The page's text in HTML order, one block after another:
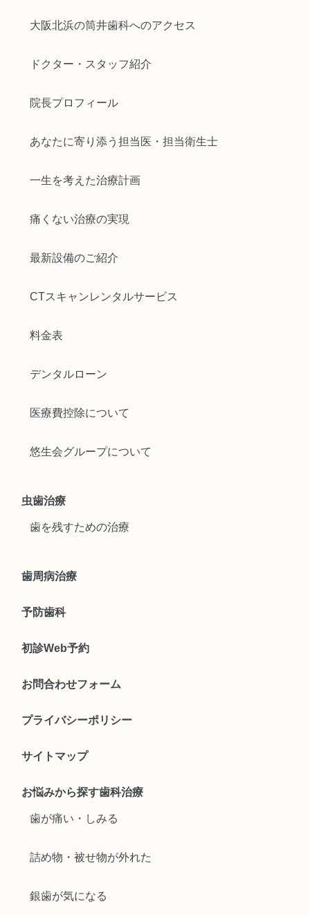
大阪北浜の筒井歯科へのアクセス
ドクター・スタッフ紹介
院長プロフィール
あなたに寄り添う担当医・担当衛生士
一生を考えた治療計画
痛くない治療の実現
最新設備のご紹介
CTスキャンレンタルサービス
料金表
デンタルローン
医療費控除について
悠生会グループについて
虫歯治療
歯を残すための治療
歯周病治療
予防歯科
初診Web予約
お問合わせフォーム
プライバシーポリシー
サイトマップ
お悩みから探す歯科治療
歯が痛い・しみる
詰め物・被せ物が外れた
銀歯が気になる